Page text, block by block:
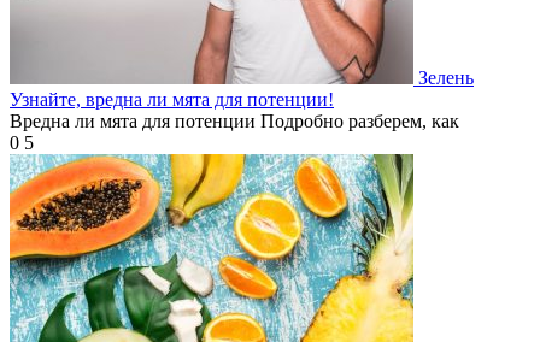
Зелень
Узнайте, вредна ли мята для потенции!
Вредна ли мята для потенции Подробно разберем, как
0 5